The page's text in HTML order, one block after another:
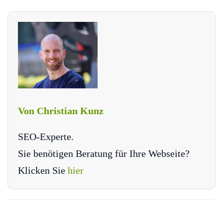
Von Christian Kunz
SEO-Experte.
Sie benötigen Beratung für Ihre Webseite?
Klicken Sie hier